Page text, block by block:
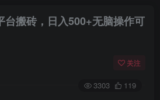
台搬砖，日入500+无脑操作可
关注
3303 119